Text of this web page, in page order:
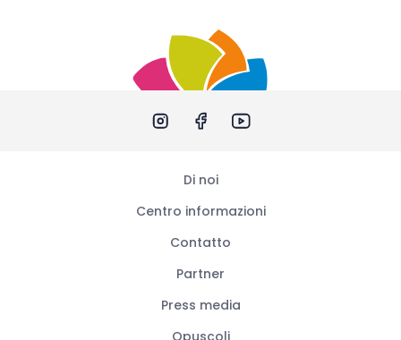
Di noi
Centro informazioni
Contatto
Partner
Press media